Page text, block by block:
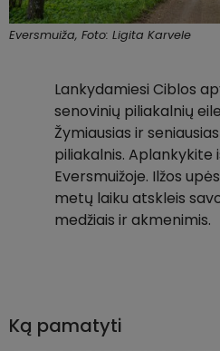
Eversmuiža, Foto: Ligita Karvele
Lankydamiesi Ciblos
senovinių piliakalnių
Žymiausias ir
piliakalnis.
Eversmuižoje. Ilžos
metų laiku atskleis
medžiais ir akmenimis.
Ką pamatyti